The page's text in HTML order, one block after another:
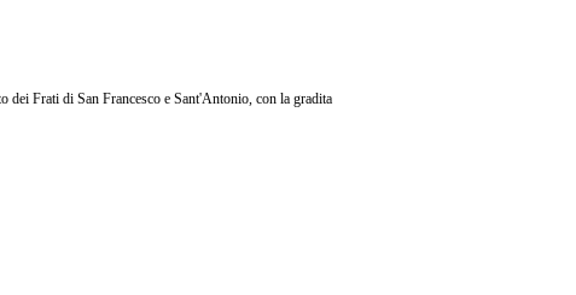
dei Frati di San Francesco e Sant'Antonio, con la gradita